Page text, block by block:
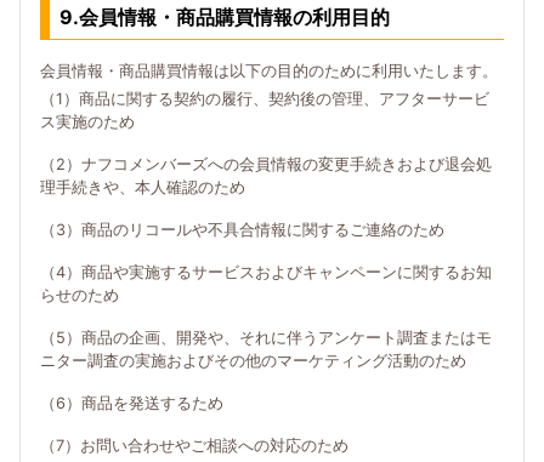
9.会員情報・商品購買情報の利用目的
会員情報・商品購買情報は以下の目的のために利用いたします。
（1）商品に関する契約の履行、契約後の管理、アフターサービ
ス実施のため
（2）ナフコメンバーズへの会員情報の変更手続きおよび退会処
理手続きや、本人確認のため
（3）商品のリコールや不具合情報に関するご連絡のため
（4）商品や実施するサービスおよびキャンペーンに関するお知
らせのため
（5）商品の企画、開発や、それに伴うアンケート調査またはモ
ニター調査の実施およびその他のマーケティング活動のため
（6）商品を発送するため
（7）お問い合わせやご相談への対応のため